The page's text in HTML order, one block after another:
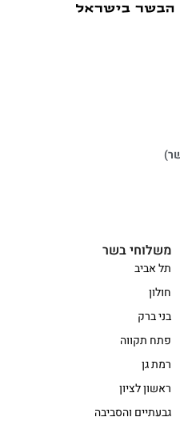
משלוחי בשר
תל אביב
חולון
בני ברק
פתח תקווה
רמת גן
ראשון לציון
גבעתיים והסביבה